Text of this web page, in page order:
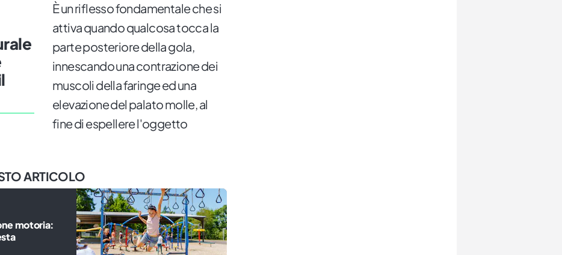
È un riflesso fondamentale che si
attiva quando qualcosa tocca la
parte posteriore della gola,
innescando una contrazione dei
muscoli della faringe ed una
elevazione del palato molle, al
fine di espellere l'oggetto
ARTICOLO
motoria: